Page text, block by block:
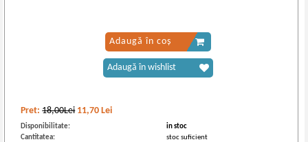
Pret:18,00Lei 11,70 Lei
Disponibilitate:
in stoc
Cantitatea:
stoc suficient
Adaugă în coș
Adaugă în wishlist